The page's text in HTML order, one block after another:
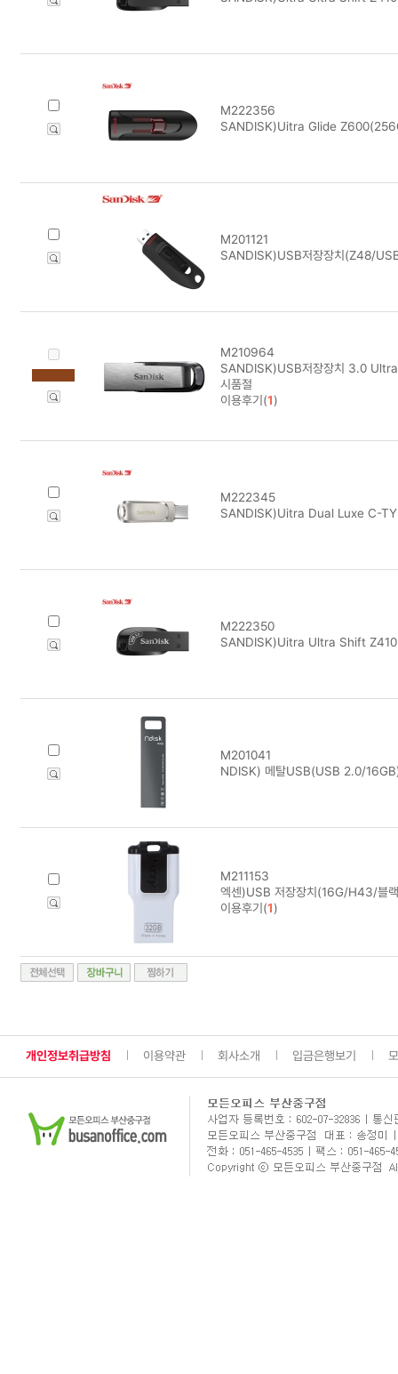
M222356
SANDISK)Uitra Glide
M201121
SANDISK)USB저장장치(Z48/
M210964
SANDISK)USB저장장치 3.0
시품절
이용후기(1)
M222345
SANDISK)Uitra Dual Luxe C-
M222350
SANDISK)Uitra Ultra Shift
M201041
NDISK) 메탈USB(USB 2.0/
M211153
엑센)USB 저장장치(16G/H43/블
이용후기(1)
개인정보취급방침 이용약관 회사소개 입금은행보기